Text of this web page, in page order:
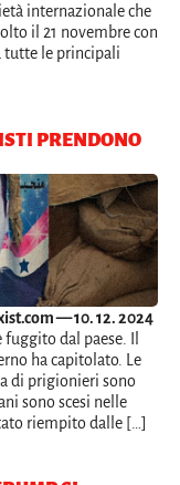
internazionale che
il 21 novembre con
tutte le principali
PRENDONO
— 10. 12. 2024
fuggito dal paese. Il
ha capitolato. Le
di prigionieri sono
sono scesi nelle
riempito dalle […]